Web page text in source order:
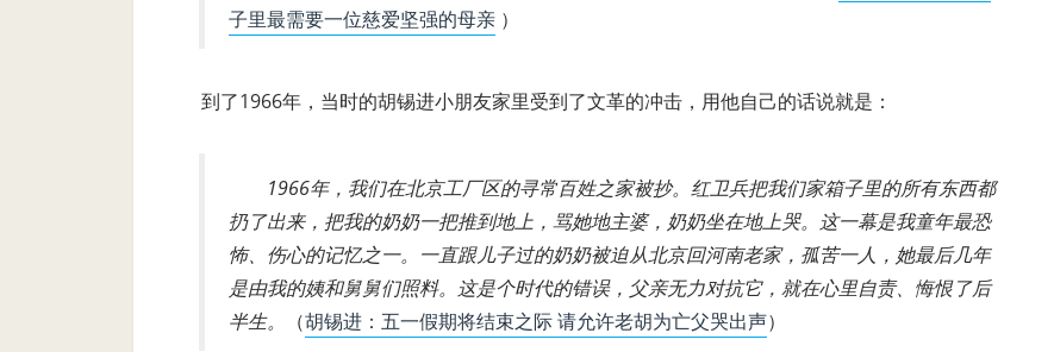
子里最需要一位慈爱坚强的母亲 ）
到了1966年，当时的胡锡进小朋友家里受到了文革的冲击，用他自己的话说就是：
1966年，我们在北京工厂区的寻常百姓之家被抄。红卫兵把我们家箱子里的所有东西都
扔了出来，把我的奶奶一把推到地上，骂她地主婆，奶奶坐在地上哭。这一幕是我童年最恐
怖、伤心的记忆之一。一直跟儿子过的奶奶被迫从北京回河南老家，孤苦一人，她最后几年
是由我的姨和舅舅们照料。这是个时代的错误，父亲无力对抗它，就在心里自责、悔恨了后
半生。
（胡锡进：五一假期将结束之际请允许老胡为亡父哭出声）